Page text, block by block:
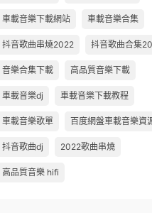
車載音樂下載網站 車載音樂合集
抖音歌曲串燒2022 抖音歌曲合集
音樂合集下載 高品質音樂下載
車載音樂dj 車載音樂下載教程
車載音樂歌單 百度網盤車載音樂資
抖音歌曲dj 2022歌曲串燒
高品質音樂 hifi